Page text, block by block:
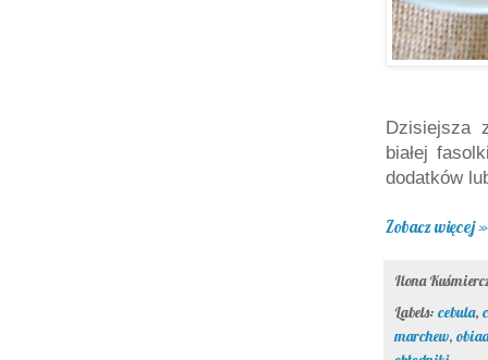
Dzisiejsza
białej
dodatków
Zobacz więcej »
Ilona
Labels: cebula,
marchew,